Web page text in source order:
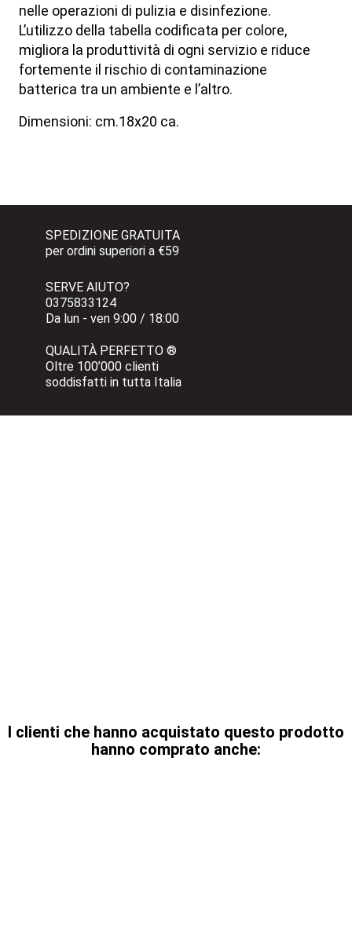
nelle operazioni di pulizia e disinfezione.
L’utilizzo della tabella codificata per colore,
migliora la produttività di ogni servizio e riduce
fortemente il rischio di contaminazione
batterica tra un ambiente e l’altro.
Dimensioni: cm.18x20 ca.
SPEDIZIONE GRATUITA
per ordini superiori a €59
SERVE AIUTO?
0375833124
Da lun - ven 9:00 / 18:00
QUALITÀ PERFETTO ®
Oltre 100’000 clienti
soddisfatti in tutta Italia
I clienti che hanno acquistato questo prodotto
hanno comprato anche: